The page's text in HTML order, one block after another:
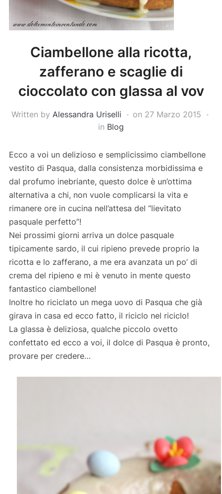
Ciambellone alla ricotta,
zafferano e scaglie di
cioccolato con glassa al vov
Written by Alessandra Uriselli on 27 Marzo 2015
in Blog
Ecco a voi un delizioso e semplicissimo ciambellone
vestito di Pasqua, dalla consistenza morbidissima e
dal profumo inebriante, questo dolce è un’ottima
alternativa a chi, non vuole complicarsi la vita e
rimanere ore in cucina nell’attesa del “lievitato
pasquale perfetto”!
Nei prossimi giorni arriva un dolce pasquale
tipicamente sardo, il cui ripieno prevede proprio la
ricotta e lo zafferano, a me era avanzata un po’ di
crema del ripieno e mi è venuto in mente questo
fantastico ciambellone!
Inoltre ho riciclato un mega uovo di Pasqua che già
girava in casa ed ecco fatto, il riciclo nel riciclo!
La glassa è deliziosa, qualche piccolo ovetto
confettato ed ecco a voi, il dolce di Pasqua è pronto,
provare per credere…